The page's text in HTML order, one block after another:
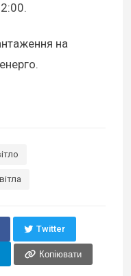
на
Twitter
Копіювати